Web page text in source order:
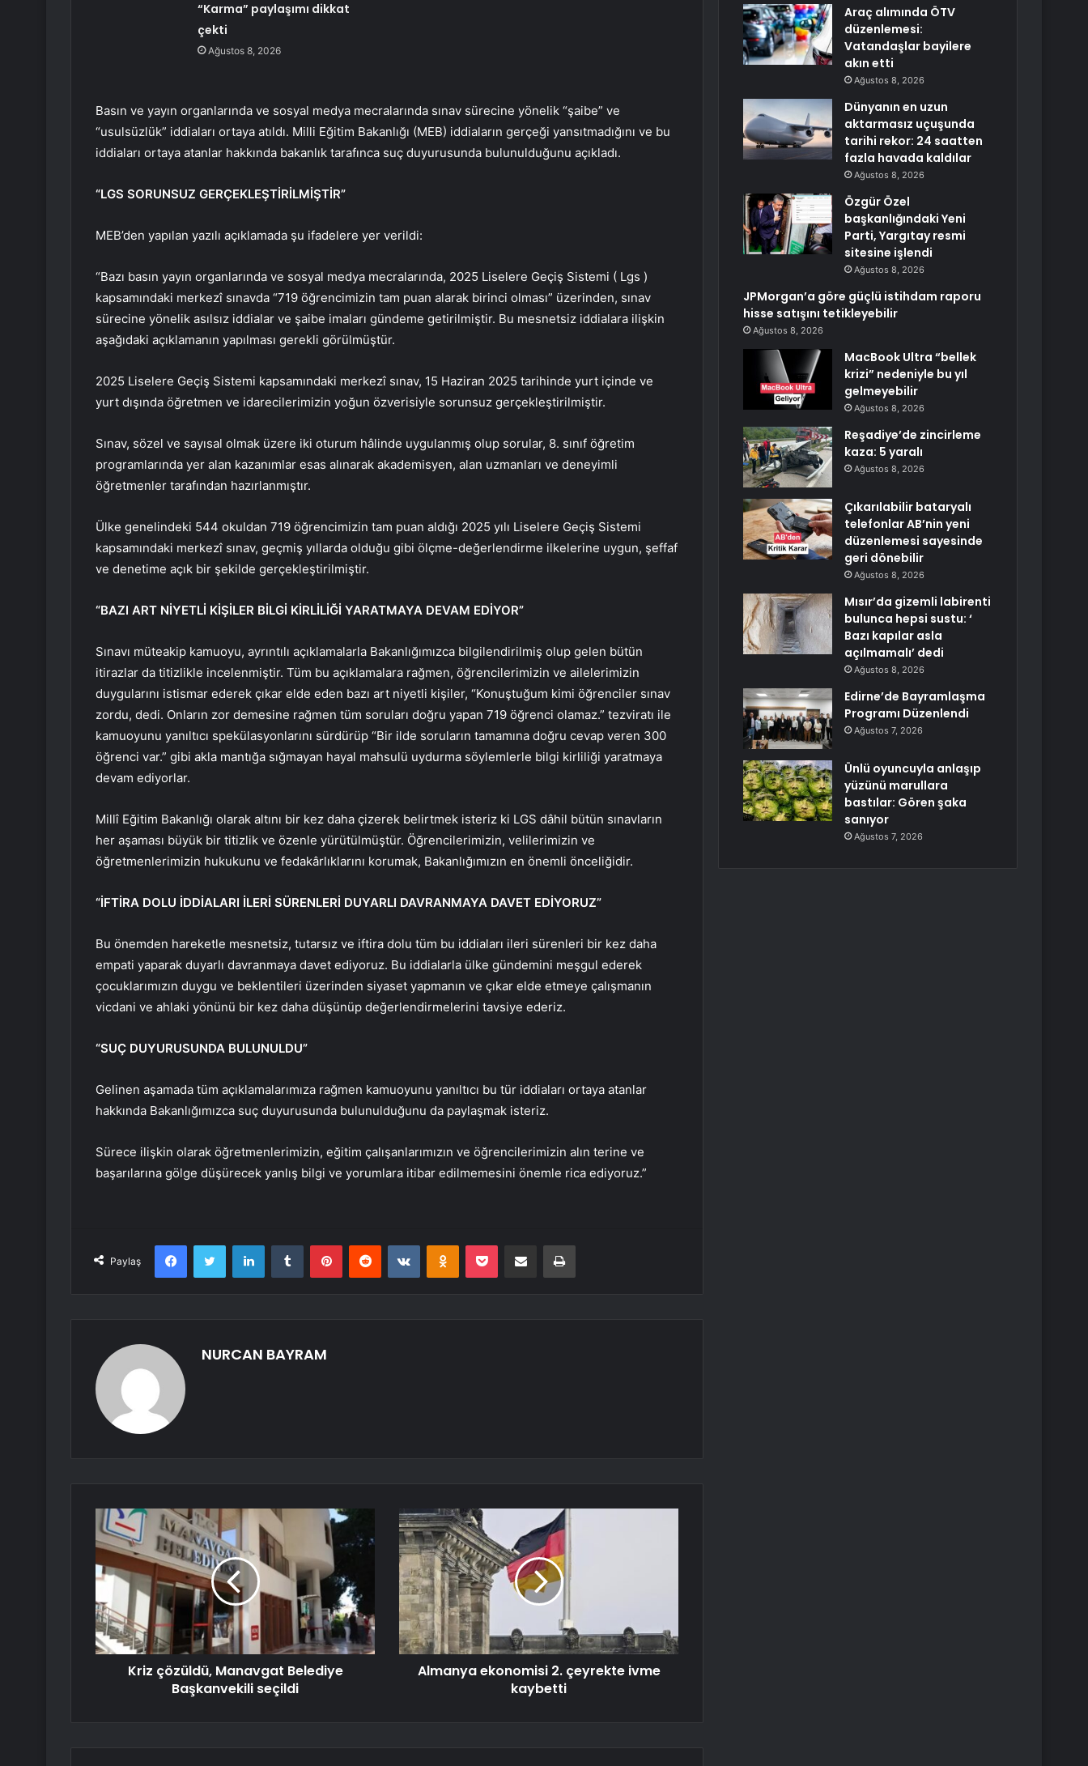
“Karma” paylaşımı dikkat
çekti
Ağustos 8, 2026
Basın ve yayın organlarında ve sosyal medya mecralarında sınav sürecine yönelik “şaibe” ve
“usulsüzlük” iddiaları ortaya atıldı. Milli Eğitim Bakanlığı (MEB) iddiaların gerçeği yansıtmadığını ve bu
iddiaları ortaya atanlar hakkında bakanlık tarafınca suç duyurusunda bulunulduğunu açıkladı.
“LGS SORUNSUZ GERÇEKLEŞTİRİLMİŞTİR”
MEB’den yapılan yazılı açıklamada şu ifadelere yer verildi:
“Bazı basın yayın organlarında ve sosyal medya mecralarında, 2025 Liselere Geçiş Sistemi ( Lgs )
kapsamındaki merkezî sınavda “719 öğrencimizin tam puan alarak birinci olması” üzerinden, sınav
sürecine yönelik asılsız iddialar ve şaibe imaları gündeme getirilmiştir. Bu mesnetsiz iddialara ilişkin
aşağıdaki açıklamanın yapılması gerekli görülmüştür.
2025 Liselere Geçiş Sistemi kapsamındaki merkezî sınav, 15 Haziran 2025 tarihinde yurt içinde ve
yurt dışında öğretmen ve idarecilerimizin yoğun özverisiyle sorunsuz gerçekleştirilmiştir.
Sınav, sözel ve sayısal olmak üzere iki oturum hâlinde uygulanmış olup sorular, 8. sınıf öğretim
programlarında yer alan kazanımlar esas alınarak akademisyen, alan uzmanları ve deneyimli
öğretmenler tarafından hazırlanmıştır.
Ülke genelindeki 544 okuldan 719 öğrencimizin tam puan aldığı 2025 yılı Liselere Geçiş Sistemi
kapsamındaki merkezî sınav, geçmiş yıllarda olduğu gibi ölçme-değerlendirme ilkelerine uygun, şeffaf
ve denetime açık bir şekilde gerçekleştirilmiştir.
“BAZI ART NİYETLİ KİŞİLER BİLGİ KİRLİLİĞİ YARATMAYA DEVAM EDİYOR”
Sınavı müteakip kamuoyu, ayrıntılı açıklamalarla Bakanlığımızca bilgilendirilmiş olup gelen bütün
itirazlar da titizlikle incelenmiştir. Tüm bu açıklamalara rağmen, öğrencilerimizin ve ailelerimizin
duygularını istismar ederek çıkar elde eden bazı art niyetli kişiler, “Konuştuğum kimi öğrenciler sınav
zordu, dedi. Onların zor demesine rağmen tüm soruları doğru yapan 719 öğrenci olamaz.” tezviratı ile
kamuoyunu yanıltıcı spekülasyonlarını sürdürüp “Bir ilde soruların tamamına doğru cevap veren 300
öğrenci var.” gibi akla mantığa sığmayan hayal mahsulü uydurma söylemlerle bilgi kirliliği yaratmaya
devam ediyorlar.
Millî Eğitim Bakanlığı olarak altını bir kez daha çizerek belirtmek isteriz ki LGS dâhil bütün sınavların
her aşaması büyük bir titizlik ve özenle yürütülmüştür. Öğrencilerimizin, velilerimizin ve
öğretmenlerimizin hukukunu ve fedakârlıklarını korumak, Bakanlığımızın en önemli önceliğidir.
“İFTİRA DOLU İDDİALARI İLERİ SÜRENLERİ DUYARLI DAVRANMAYA DAVET EDİYORUZ”
Bu önemden hareketle mesnetsiz, tutarsız ve iftira dolu tüm bu iddiaları ileri sürenleri bir kez daha
empati yaparak duyarlı davranmaya davet ediyoruz. Bu iddialarla ülke gündemini meşgul ederek
çocuklarımızın duygu ve beklentileri üzerinden siyaset yapmanın ve çıkar elde etmeye çalışmanın
vicdani ve ahlaki yönünü bir kez daha düşünüp değerlendirmelerini tavsiye ederiz.
“SUÇ DUYURUSUNDA BULUNULDU”
Gelinen aşamada tüm açıklamalarımıza rağmen kamuoyunu yanıltıcı bu tür iddiaları ortaya atanlar
hakkında Bakanlığımızca suç duyurusunda bulunulduğunu da paylaşmak isteriz.
Sürece ilişkin olarak öğretmenlerimizin, eğitim çalışanlarımızın ve öğrencilerimizin alın terine ve
başarılarına gölge düşürecek yanlış bilgi ve yorumlara itibar edilmemesini önemle rica ediyoruz.”
Paylaş
FacebookTwitter LinkedInTumblr PinterestReddit VKontakteOdnoklassniki
Pocket E-Posta ile paylaş Yazdır
NURCAN BAYRAM
Kriz çözüldü, Manavgat Belediye
Başkanvekili seçildi
Almanya ekonomisi 2. çeyrekte ivme
kaybetti
Araç alımında ÖTV
düzenlemesi:
Vatandaşlar bayilere
akın etti
Ağustos 8, 2026
Dünyanın en uzun
aktarmasız uçuşunda
tarihi rekor: 24 saatten
fazla havada kaldılar
Ağustos 8, 2026
Özgür Özel
başkanlığındaki Yeni
Parti, Yargıtay resmi
sitesine işlendi
Ağustos 8, 2026
JPMorgan’a göre güçlü istihdam raporu
hisse satışını tetikleyebilir
Ağustos 8, 2026
MacBook Ultra “bellek
krizi” nedeniyle bu yıl
gelmeyebilir
Ağustos 8, 2026
Reşadiye’de zincirleme
kaza: 5 yaralı
Ağustos 8, 2026
Çıkarılabilir bataryalı
telefonlar AB’nin yeni
düzenlemesi sayesinde
geri dönebilir
Ağustos 8, 2026
Mısır’da gizemli labirenti
bulunca hepsi sustu: ‘
Bazı kapılar asla
açılmamalı’ dedi
Ağustos 8, 2026
Edirne’de Bayramlaşma
Programı Düzenlendi
Ağustos 7, 2026
Ünlü oyuncuyla anlaşıp
yüzünü marullara
bastılar: Gören şaka
sanıyor
Ağustos 7, 2026